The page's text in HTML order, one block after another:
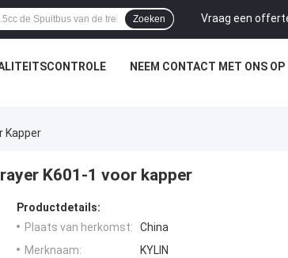
Vraag een
Zoeken
NEEM CONTACT MET ONS OP
Kapper
K601-1 voor kapper
Productdetails:
Plaats van herkomst:
China
Merknaam:
KYLIN